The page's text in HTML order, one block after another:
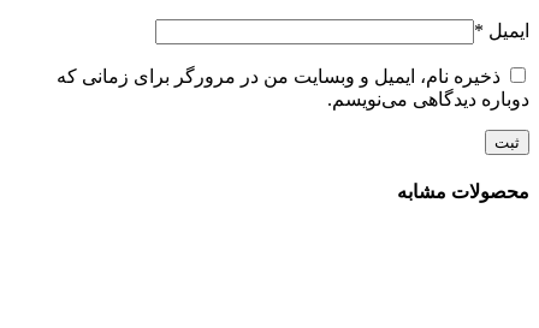
ایمیل *
ذخیره نام، ایمیل و وبسایت من در مرورگر برای زمانی که
دوباره دیدگاهی می‌نویسم.
محصولات مشابه